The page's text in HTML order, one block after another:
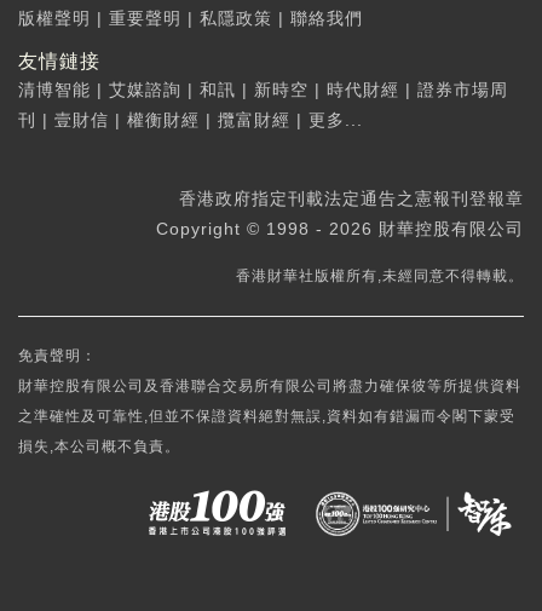
版權聲明 | 重要聲明 | 私隱政策 | 聯絡我們
友情鏈接
清博智能 | 艾媒諮詢 | 和訊 | 新時空 | 時代財經 | 證券市場周
刊
| 壹財信 | 權衡財經 | 攬富財經 | 更多...
香港政府指定刊載法定通告之憲報刊登報章
Copyright © 1998 - 2026 財華控股有限公司
香港財華社版權所有,未經同意不得轉載。
免責聲明：
財華控股有限公司及香港聯合交易所有限公司將盡力確保彼等所提供資料
之準確性及可靠性,但並不保證資料絕對無誤,資料如有錯漏而令閣下蒙受
損失,本公司概不負責。